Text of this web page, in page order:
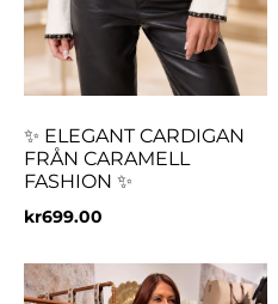
✨ ELEGANT CARDIGAN
FRÅN CARAMELL
FASHION ✨
kr699.00